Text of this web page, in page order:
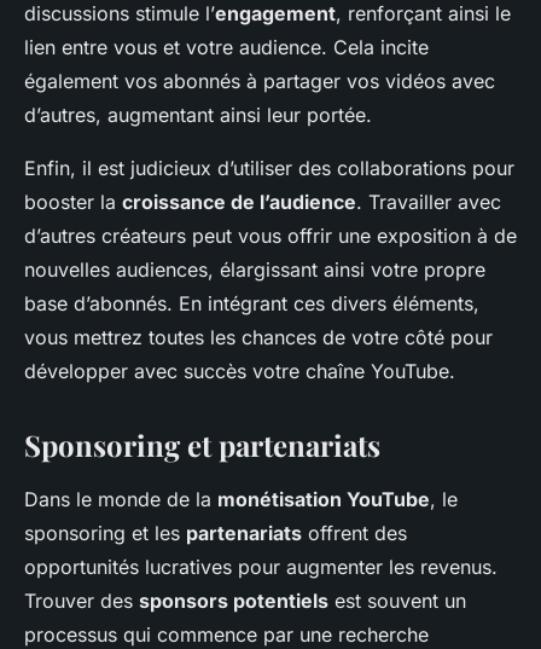
discussions stimule l’engagement, renforçant ainsi le
lien entre vous et votre audience. Cela incite
également vos abonnés à partager vos vidéos avec
d’autres, augmentant ainsi leur portée.
Enfin, il est judicieux d’utiliser des collaborations pour
booster la croissance de l’audience. Travailler avec
d’autres créateurs peut vous offrir une exposition à de
nouvelles audiences, élargissant ainsi votre propre
base d’abonnés. En intégrant ces divers éléments,
vous mettrez toutes les chances de votre côté pour
développer avec succès votre chaîne YouTube.
Sponsoring et partenariats
Dans le monde de la monétisation YouTube, le
sponsoring et les partenariats offrent des
opportunités lucratives pour augmenter les revenus.
Trouver des sponsors potentiels est souvent un
processus qui commence par une recherche